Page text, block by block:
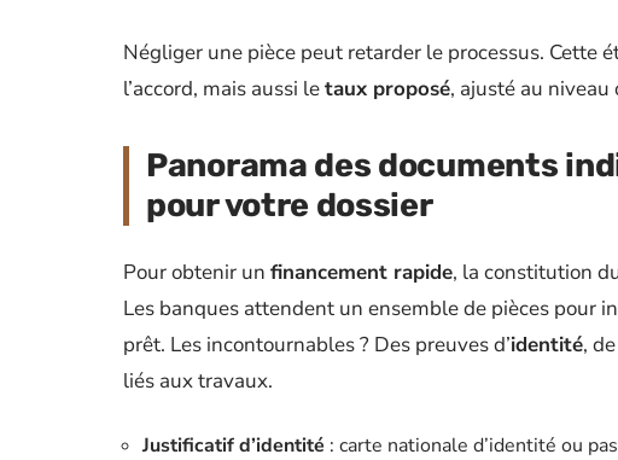
Négliger une pièce peut retarder le processus. Cette
l’accord, mais aussi letaux proposé, ajusté au
Panorama des documents
pour votre dossier
Pour obtenir un financement rapide, la constitution
Les banques attendent un ensemble de pièces pour
prêt. Les incontournables ? Des preuves d’identité, de
liés aux travaux.
Justificatif d’identité : carte nationale d’identité ou